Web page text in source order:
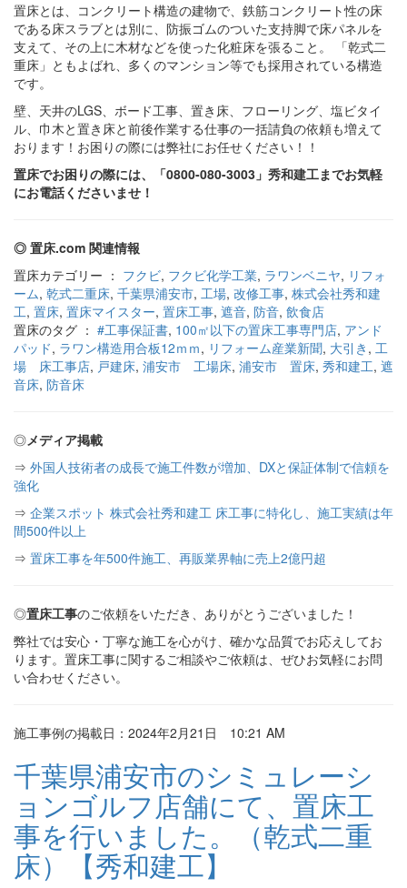
置床とは、コンクリート構造の建物で、鉄筋コンクリート性の床
である床スラブとは別に、防振ゴムのついた支持脚で床パネルを
支えて、その上に木材などを使った化粧床を張ること。 「乾式二
重床」ともよばれ、多くのマンション等でも採用されている構造
です。
壁、天井のLGS、ボード工事、置き床、フローリング、塩ビタイ
ル、巾木と置き床と前後作業する仕事の一括請負の依頼も増えて
おります！お困りの際には弊社にお任せください！！
置床でお困りの際には、「0800-080-3003」秀和建工までお気軽
にお電話くださいませ！
◎ 置床.com 関連情報
置床カテゴリー ： フクビ, フクビ化学工業, ラワンベニヤ, リフォ
ーム, 乾式二重床, 千葉県浦安市, 工場, 改修工事, 株式会社秀和建
工, 置床, 置床マイスター, 置床工事, 遮音, 防音, 飲食店
置床のタグ ： #工事保証書, 100㎡以下の置床工事専門店, アンド
パッド, ラワン構造用合板12ｍｍ, リフォーム産業新聞, 大引き , 工
場 床工事店, 戸建床, 浦安市 工場床, 浦安市 置床, 秀和建工, 遮
音床, 防音床
◎メディア掲載
⇒ 外国人技術者の成長で施工件数が増加、DXと保証体制で信頼を
強化
⇒ 企業スポット 株式会社秀和建工 床工事に特化し、施工実績は年
間500件以上
⇒ 置床工事を年500件施工、再販業界軸に売上2億円超
◎置床工事のご依頼をいただき、ありがとうございました！
弊社では安心・丁寧な施工を心がけ、確かな品質でお応えしてお
ります。置床工事に関するご相談やご依頼は、ぜひお気軽にお問
い合わせください。
施工事例の掲載日：2024年2月21日 10:21 AM
千葉県浦安市のシミュレーシ
ョンゴルフ店舗にて、置床工
事を行いました。（乾式二重
床）【秀和建工】